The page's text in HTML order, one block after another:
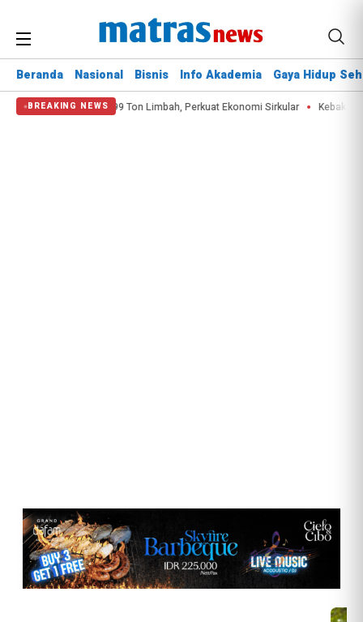
Beranda Nasional Bisnis Info Akademia Gaya Hidup
BREAKING NEWS
KAI Kelola 2.997,99 Ton Limbah, Perkuat Ekonomi Sirkular Kebakaran